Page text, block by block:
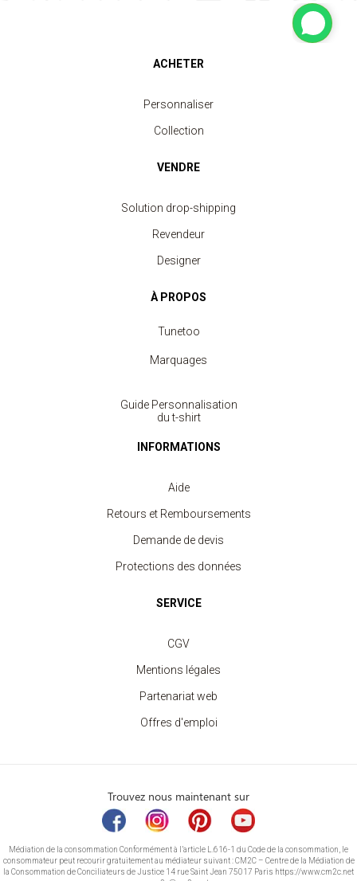
ACHETER
Personnaliser
Collection
VENDRE
Solution drop-shipping
Revendeur
Designer
À PROPOS
Tunetoo
Marquages
Guide Personnalisation
du t-shirt
INFORMATIONS
Aide
Retours et Remboursements
Demande de devis
Protections des données
SERVICE
CGV
Mentions légales
Partenariat web
Offres d'emploi
Trouvez nous maintenant sur
Médiation de la consommation Conformément à l’article L.616-1 du Code de la consommation, le
consommateur peut recourir gratuitement au médiateur suivant : CM2C – Centre de la Médiation de
la Consommation de Conciliateurs de Justice 14 rue Saint Jean 75017 Paris https://www.cm2c.net